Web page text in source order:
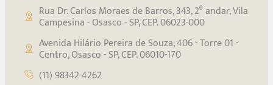
Rua Dr. Carlos Moraes de Barros, 343, 2⁰ andar, Vila
Campesina - Osasco - SP, CEP. 06023-000
Avenida Hilário Pereira de Souza, 406 - Torre 01 -
Centro, Osasco - SP, CEP. 06010-170
(11) 98342-4262